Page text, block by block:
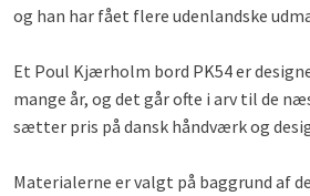
og han har fået flere udenlandske
Et Poul Kjærholm bord PK54 er
mange år, og det går ofte i arv til de
sætter pris på dansk håndværk og
Materialerne er valgt på baggrund af